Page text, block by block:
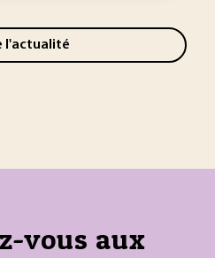
l'actualité
vous aux